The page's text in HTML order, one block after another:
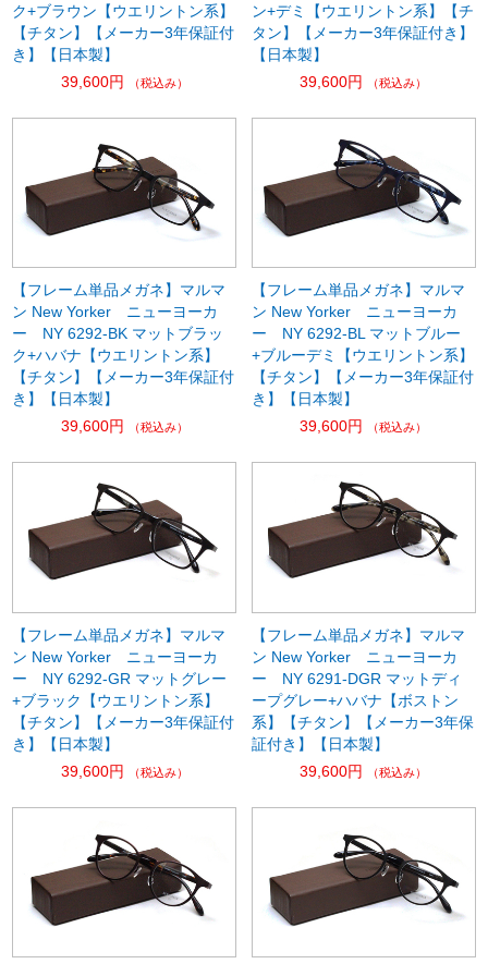
ク+ブラウン【ウエリントン系】
【チタン】【メーカー3年保証付
き】【日本製】
39,600円
（税込み）
ン+デミ【ウエリントン系】【チ
タン】【メーカー3年保証付き】
【日本製】
39,600円
（税込み）
【フレーム単品メガネ】マルマ
ン New Yorker ニューヨーカ
ー NY 6292-BK マットブラッ
ク+ハバナ【ウエリントン系】
【チタン】【メーカー3年保証付
き】【日本製】
39,600円
（税込み）
【フレーム単品メガネ】マルマ
ン New Yorker ニューヨーカ
ー NY 6292-BL マットブルー
+ブルーデミ【ウエリントン系】
【チタン】【メーカー3年保証付
き】【日本製】
39,600円
（税込み）
【フレーム単品メガネ】マルマ
ン New Yorker ニューヨーカ
ー NY 6292-GR マットグレー
+ブラック【ウエリントン系】
【チタン】【メーカー3年保証付
き】【日本製】
39,600円
（税込み）
【フレーム単品メガネ】マルマ
ン New Yorker ニューヨーカ
ー NY 6291-DGR マットディ
ープグレー+ハバナ【ボストン
系】【チタン】【メーカー3年保
証付き】【日本製】
39,600円
（税込み）